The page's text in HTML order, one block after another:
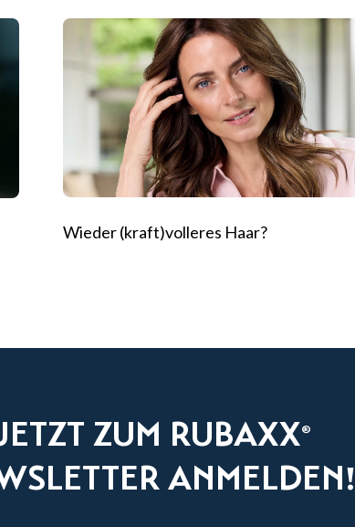
Wieder (kraft)volleres Haar?
ZUM RUBAXX®
ANMELDEN!